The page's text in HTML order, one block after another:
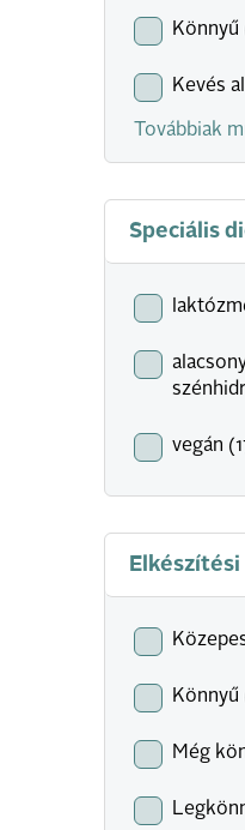
Könnyű
Kevés
Továbbiak
Speciális
vegán
Könnyű
Még